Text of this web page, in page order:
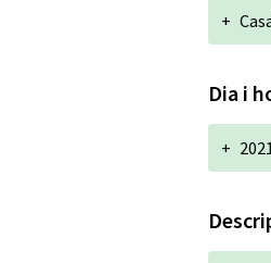
+
Dia i
+